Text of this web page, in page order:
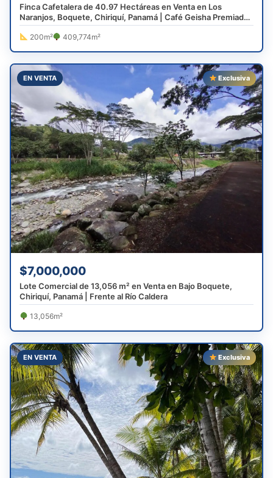
Finca Cafetalera de 40.97 Hectáreas en Venta en Los
Naranjos, Boquete, Chiriquí, Panamá | Café Geisha Premiado
Mundialmente
200m² 409,774m²
EN VENTA Exclusiva
$7,000,000
Lote Comercial de 13,056 m² en Venta en Bajo Boquete,
Chiriquí, Panamá | Frente al Río Caldera
13,056m²
EN VENTA Exclusiva